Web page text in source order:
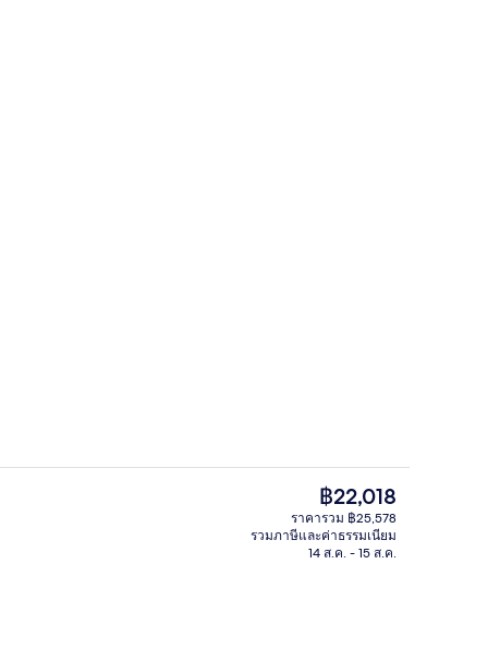
เอ็กเซกคิวทีฟวิลล่า, 2 ห้องนอน | บริเ
ราคา
ปัจจุบัน
฿22,018
฿22,018
ราคารวม ฿25,578
รวมภาษีและค่าธรรมเนียม
14 ส.ค. - 15 ส.ค.